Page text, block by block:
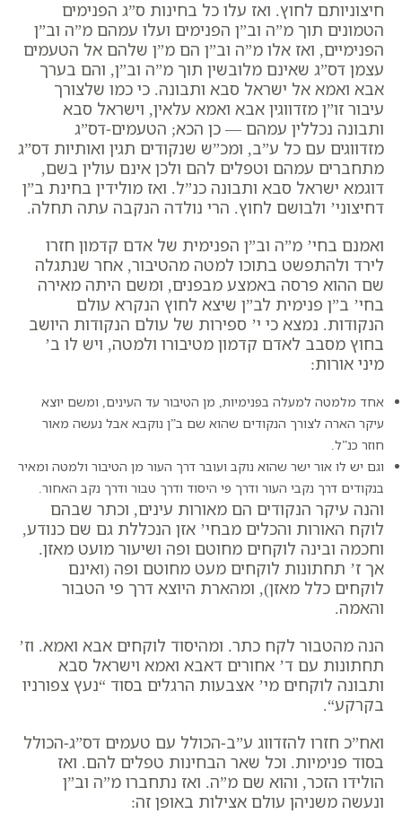
חיצוניותם לחוץ. ואז עלו כל בחינות ס”ג הפנימים
הטמונים תוך מ”ה וב”ן הפנימים ועלו עמהם מ”ה וב”ן
הפנימיים, ואז אלו מ”ה וב”ן הם מ”ן שלהם אל הטעמים
עצמן דס”ג שאינם מלובשין תוך מ”ה וב”ן, והם בערך
אבא ואמא אל ישראל סבא ותבונה. כי כמו שלצורך
עיבור זו”ן מזדווגין אבא ואמא עלאין, וישראל סבא
ותבונה נכללין עמהם — כן הכא; הטעמים-דס”ג
מזדווגים עם כל ע”ב, ומכ”ש שנקודים תגין ואותיות דס”ג
מתחברים עמהם וטפלים להם ולכן אינם עולין בשם,
דוגמא ישראל סבא ותבונה כנ”ל. ואז מולידין בחינת ב”ן
דחיצוני’ ולבושם לחוץ. הרי נולדה הנקבה עתה תחלה.
ואמנם בחי’ מ”ה וב”ן הפנימית של אדם קדמון חזרו
לירד ולהתפשט בתוכו למטה מהטיבור, אחר שנתגלה
שם ההוא פרסה באמצע מבפנים, ומשם היתה מאירה
בחי’ ב”ן פנימית לב”ן שיצא לחוץ הנקרא עולם
הנקודות. נמצא כי י’ ספירות של עולם הנקודות היושב
בחוץ מסבב לאדם קדמון מטיבורו ולמטה, ויש לו ב’
מיני אורות:
אחד מלמטה למעלה בפנימיות, מן הטיבור עד העינים, ומשם יוצא
עיקר הארה לצורך הנקודים שהוא שם ב”ן נוקבא אבל נעשה מאור
חוזר כנ”ל.
וגם יש לו אור ישר שהוא נוקב ועובר דרך העור מן הטיבור ולמטה ומאיר
בנקודים דרך נקבי העור ודרך פי היסוד ודרך טבור ודרך נקב האחור.
והנה עיקר הנקודים הם מאורות עינים, וכתר שבהם
לוקח האורות והכלים מבחי’ אזן הנכללת גם שם כנודע,
וחכמה ובינה לוקחים מחוטם ופה ושיעור מועט מאזן.
אך ז’ תחתונות לוקחים מעט מחוטם ופה (ואינם
לוקחים כלל מאזן), ומהארת היוצא דרך פי הטבור
והאמה.
הנה מהטבור לקח כתר. ומהיסוד לוקחים אבא ואמא. וז’
תחתונות עם ד’ אחורים דאבא ואמא וישראל סבא
ותבונה לוקחים מי’ אצבעות הרגלים בסוד “נעץ צפורניו
בקרקע“.
ואח”כ חזרו להזדווג ע”ב-הכולל עם טעמים דס”ג-הכולל
בסוד פנימיות. וכל שאר הבחינות טפלים להם. ואז
הולידו הזכר, והוא שם מ”ה. ואז נתחברו מ”ה וב”ן
ונעשה משניהן עולם אצילות באופן זה: